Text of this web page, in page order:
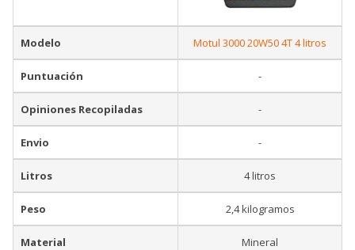
Modelo Motul 3000 20W50 4T 4 litros
Puntuación -
Opiniones Recopiladas -
Envio -
Litros 4 litros
Peso 2,4 kilogramos
Material Mineral